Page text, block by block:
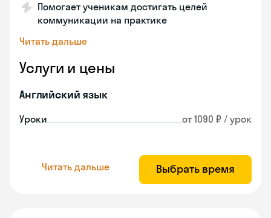
Помогает ученикам достигать целей
коммуникации на практике
Читать дальше
Услуги и цены
Английский язык
Уроки от 1090 ₽ / урок
Читать дальше Выбрать время